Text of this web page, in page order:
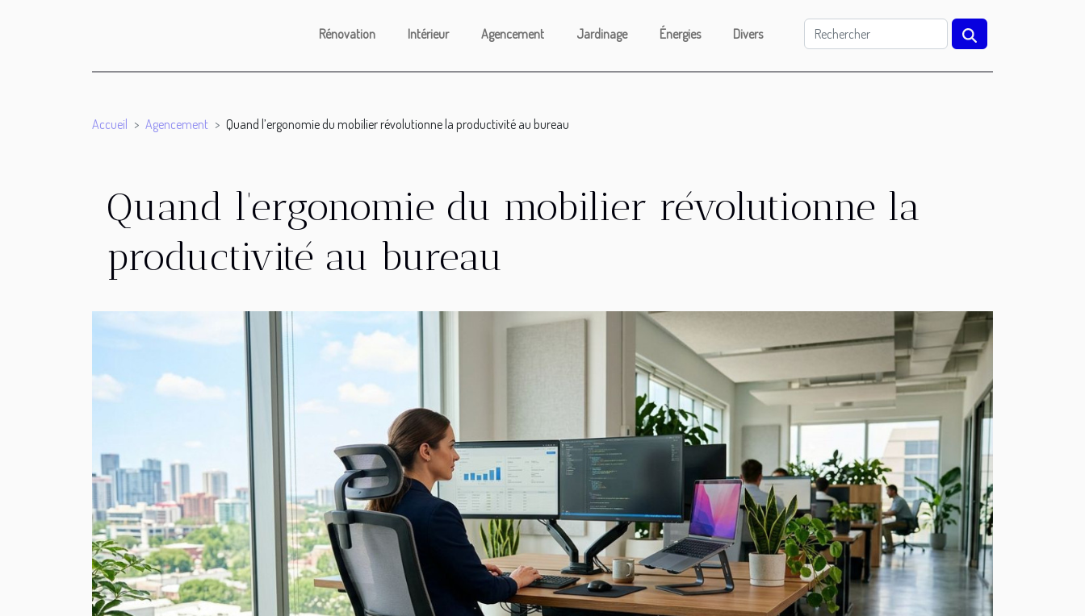
Rénovation Intérieur Agencement Jardinage Énergies Divers
Accueil Agencement Quand l’ergonomie du mobilier révolutionne la productivité au bureau
Quand l’ergonomie du mobilier révolutionne la
productivité au bureau